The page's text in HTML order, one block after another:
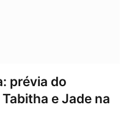
prévia do
e Jade na